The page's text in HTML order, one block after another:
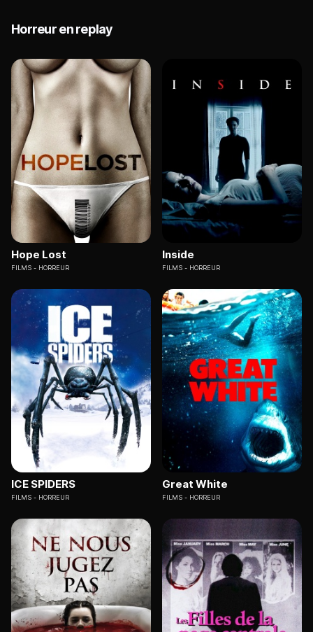
Horreur en replay
Hope Lost
FILMS HORREUR
Inside
FILMS HORREUR
ICE SPIDERS
FILMS HORREUR
Great White
FILMS HORREUR